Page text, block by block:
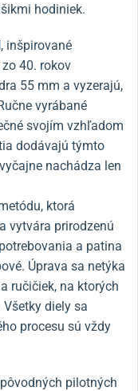
hodiniek.
, inšpirované
40. rokov
55 mm a vyzerajú,
vyrábané
svojím vzhľadom
dodávajú týmto
nachádza len
ktorá
a vytvára prirodzenú
a patina
Úprava sa netýka
ručičiek, na ktorých
diely sa
procesu sú vždy
pilotných